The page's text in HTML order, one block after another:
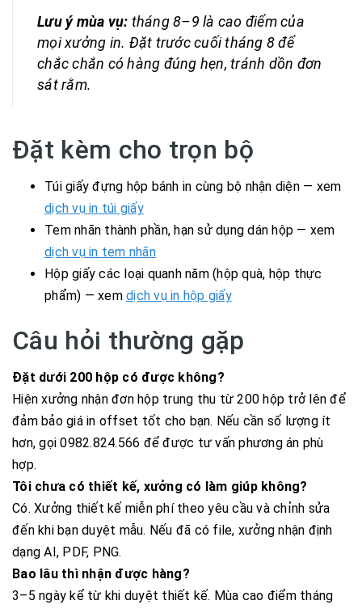
Lưu ý mùa vụ: tháng 8–9 là cao điểm của
mọi xưởng in. Đặt trước cuối tháng 8 để
chắc chắn có hàng đúng hẹn, tránh dồn đơn
sát rằm.
Đặt kèm cho trọn bộ
Túi giấy đựng hộp bánh in cùng bộ nhận diện — xem
dịch vụ in túi giấy
Tem nhãn thành phần, hạn sử dụng dán hộp — xem
dịch vụ in tem nhãn
Hộp giấy các loại quanh năm (hộp quà, hộp thực
phẩm) — xem dịch vụ in hộp giấy
Câu hỏi thường gặp
Đặt dưới 200 hộp có được không?
Hiện xưởng nhận đơn hộp trung thu từ 200 hộp trở lên để
đảm bảo giá in offset tốt cho bạn. Nếu cần số lượng ít
hơn, gọi 0982.824.566 để được tư vấn phương án phù
hợp.
Tôi chưa có thiết kế, xưởng có làm giúp không?
Có. Xưởng thiết kế miễn phí theo yêu cầu và chỉnh sửa
đến khi bạn duyệt mẫu. Nếu đã có file, xưởng nhận định
dạng AI, PDF, PNG.
Bao lâu thì nhận được hàng?
3–5 ngày kể từ khi duyệt thiết kế. Mùa cao điểm tháng